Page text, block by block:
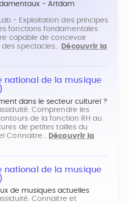
- Artdam
- Exploitation des principes
fonctions fondamentales
capable de concevoir
spectacles… Découvrir la
national de la musique
dans le secteur culturel ?
Comprendre les
de la fonction RH au
de petites tailles du
Connaitre…
Découvrir la
national de la musique
de musiques actuelles
Connaitre et